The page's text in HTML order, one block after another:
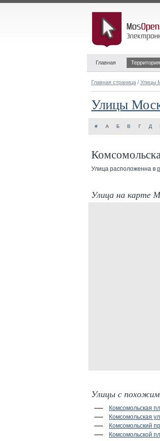
Главная Территория
Главная страница / Улицы
Улицы
# А Б В Г Д
Улица расположенна в
Улица на карте
Улицы с похожим
Комсомольская
Комсомольская
Комсомольский
Комсомольской